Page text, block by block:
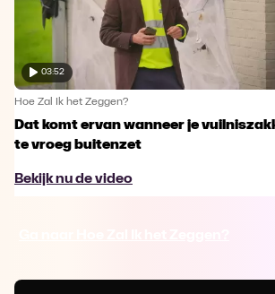
03:52
Hoe Zal Ik het Zeggen?
Dat komt ervan wanneer je
te vroeg buitenzet
Bekijk nu de video